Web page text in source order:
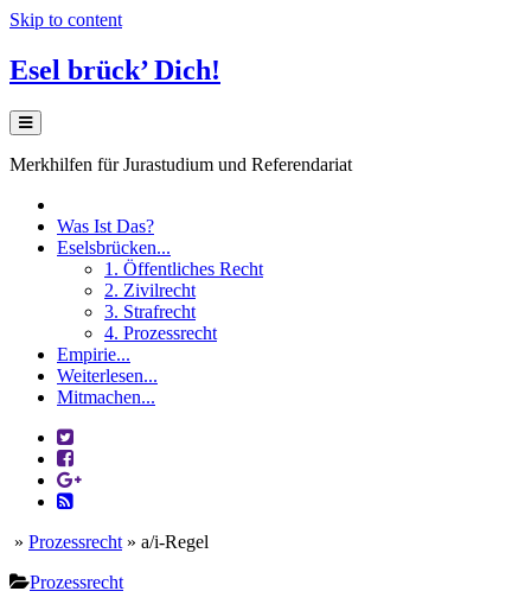
Skip to content
Esel brück’ Dich!
Merkhilfen für Jurastudium und Referendariat
Was Ist Das?
Eselsbrücken...
1. Öffentliches Recht
2. Zivilrecht
3. Strafrecht
4. Prozessrecht
Empirie...
Weiterlesen...
Mitmachen...
» Prozessrecht » a/i-Regel
Prozessrecht